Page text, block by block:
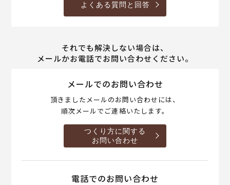
よくある質問と回答
それでも解決しない場合は、
メールかお電話でお問い合わせください。
メールでのお問い合わせ
頂きましたメールのお問い合わせには、
順次メールでご連絡いたします。
つくり方に関する
お問い合わせ
電話でのお問い合わせ